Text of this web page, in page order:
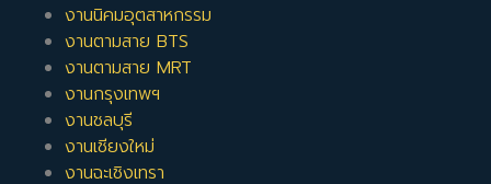
งานนิคมอุตสาหกรรม
งานตามสาย BTS
งานตามสาย MRT
งานกรุงเทพฯ
งานชลบุรี
งานเชียงใหม่
งานฉะเชิงเทรา